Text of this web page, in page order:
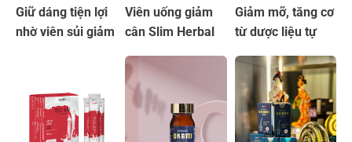
Giữ dáng tiện lợi
nhờ viên sủi giảm
Viên uống giảm
cân Slim Herbal
nhiên
Giảm mỡ, tăng cơ
từ dược liệu tự
Willy Star